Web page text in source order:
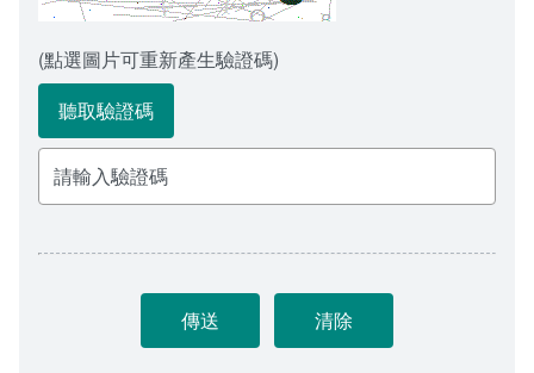
(點選圖片可重新產生驗證碼)
聽取驗證碼